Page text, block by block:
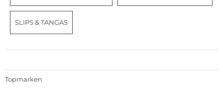
SLIPS & TANGAS
Topmarken